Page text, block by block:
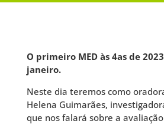
O primeiro MED às 4as de
janeiro.
Neste dia teremos como
Helena Guimarães,
que nos falará sobre a